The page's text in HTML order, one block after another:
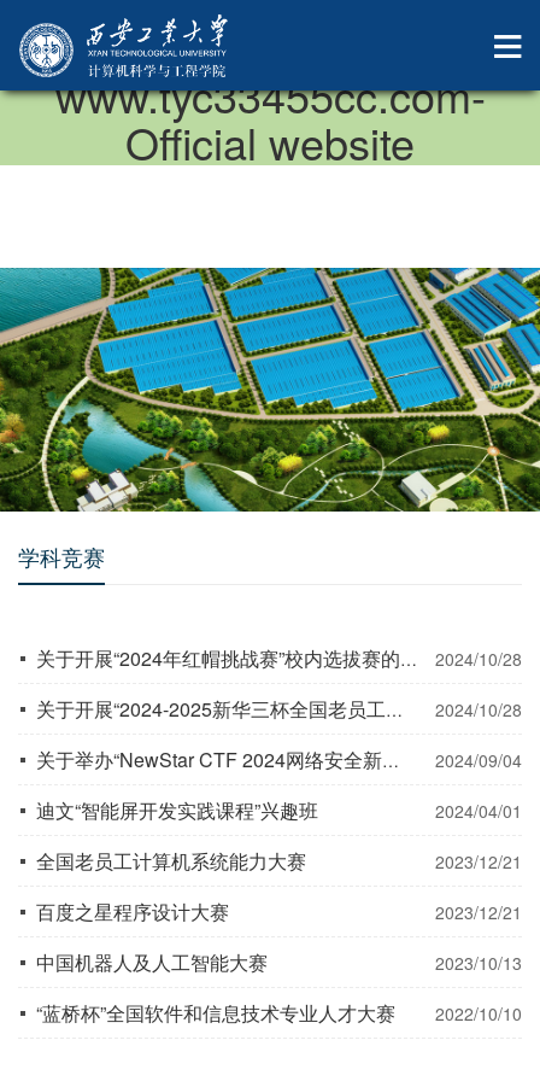
中国·太阳成集团-
www.tyc33455cc.com-
Official website
学科竞赛
2024/10/28
关于开展“2024年红帽挑战赛”校内选拔赛的通知
2024/10/28
关于开展“2024-2025新华三杯全国老员工数字技术大赛”校内选拔赛的通知
2024/09/04
关于举办“NewStar CTF 2024网络安全新星赛”竞赛的通知
2024/04/01
迪文“智能屏开发实践课程”兴趣班
2023/12/21
全国老员工计算机系统能力大赛
2023/12/21
百度之星程序设计大赛
2023/10/13
中国机器人及人工智能大赛
2022/10/10
“蓝桥杯”全国软件和信息技术专业人才大赛